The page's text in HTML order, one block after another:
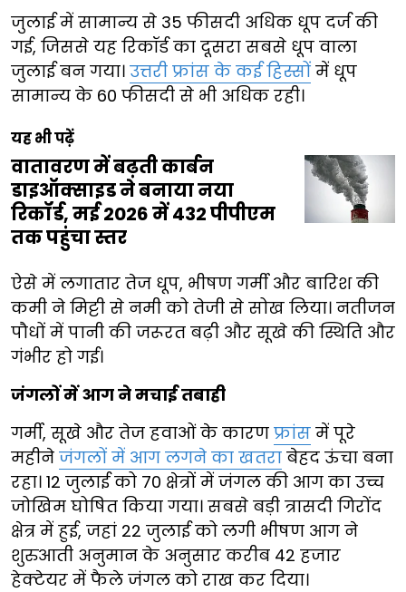
जुलाई में सामान्य से 35 फीसदी अधिक धूप दर्ज की
गई, जिससे यह रिकॉर्ड का दूसरा सबसे धूप वाला
जुलाई बन गया। उत्तरी फ्रांस के कई हिस्सों में धूप
सामान्य के 60 फीसदी से भी अधिक रही।
यह भी पढ़ें
वातावरण में बढ़ती कार्बन
डाइऑक्साइड ने बनाया नया
रिकॉर्ड, मई 2026 में 432 पीपीएम
तक पहुंचा स्तर
ऐसे में लगातार तेज धूप, भीषण गर्मी और बारिश की
कमी ने मिट्टी से नमी को तेजी से सोख लिया। नतीजन
पौधों में पानी की जरूरत बढ़ी और सूखे की स्थिति और
गंभीर हो गई।
जंगलों में आग ने मचाई तबाही
गर्मी, सूखे और तेज हवाओं के कारण फ्रांस में पूरे
महीने जंगलों में आग लगने का खतरा बेहद ऊंचा बना
रहा। 12 जुलाई को 70 क्षेत्रों में जंगल की आग का उच्च
जोखिम घोषित किया गया। सबसे बड़ी त्रासदी गिरोंद
क्षेत्र में हुई, जहां 22 जुलाई को लगी भीषण आग ने
शुरुआती अनुमान के अनुसार करीब 42 हजार
हेक्टेयर में फैले जंगल को राख कर दिया।